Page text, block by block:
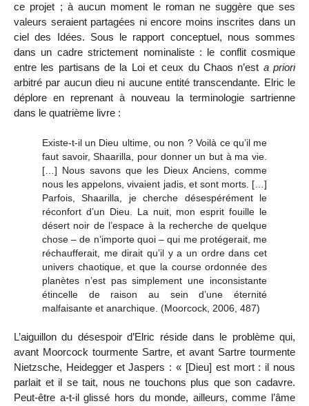
ce projet ; à aucun moment le roman ne suggère que ses
valeurs seraient partagées ni encore moins inscrites dans un
ciel des Idées. Sous le rapport conceptuel, nous sommes
dans un cadre strictement nominaliste : le conflit cosmique
entre les partisans de la Loi et ceux du Chaos n’est a priori
arbitré par aucun dieu ni aucune entité transcendante. Elric le
déplore en reprenant à nouveau la terminologie sartrienne
dans le quatrième livre :
Existe-t-il un Dieu ultime, ou non ? Voilà ce qu’il me
faut savoir, Shaarilla, pour donner un but à ma vie.
[…] Nous savons que les Dieux Anciens, comme
nous les appelons, vivaient jadis, et sont morts. […]
Parfois, Shaarilla, je cherche désespérément le
réconfort d’un Dieu. La nuit, mon esprit fouille le
désert noir de l’espace à la recherche de quelque
chose – de n’importe quoi – qui me protégerait, me
réchaufferait, me dirait qu’il y a un ordre dans cet
univers chaotique, et que la course ordonnée des
planètes n’est pas simplement une inconsistante
étincelle de raison au sein d’une éternité
malfaisante et anarchique. (Moorcock, 2006, 487)
L’aiguillon du désespoir d’Elric réside dans le problème qui,
avant Moorcock tourmente Sartre, et avant Sartre tourmente
Nietzsche, Heidegger et Jaspers : « [Dieu] est mort : il nous
parlait et il se tait, nous ne touchons plus que son cadavre.
Peut-être a-t-il glissé hors du monde, ailleurs, comme l’âme